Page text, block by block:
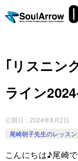
｢リスニン
ライン
公開日： 2024年8月2日
尾崎朝子先生のレッスン
こんにちは♪尾崎で